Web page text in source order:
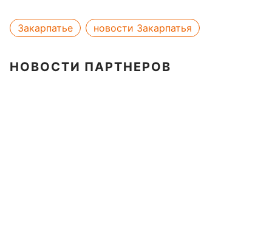
Закарпатье новости Закарпатья
НОВОСТИ ПАРТНЕРОВ